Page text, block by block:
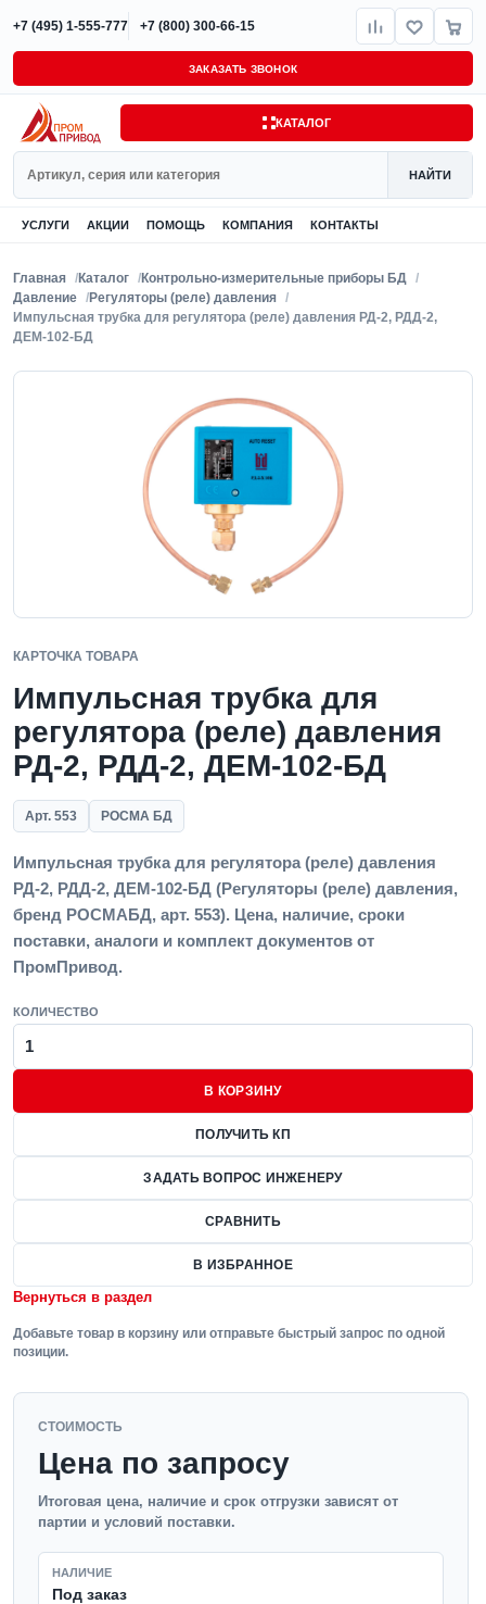
+7 (495) 1-555-777 +7 (800) 300-66-15
ЗАКАЗАТЬ ЗВОНОК
КАТАЛОГ
НАЙТИ
УСЛУГИ АКЦИИ ПОМОЩЬ КОМПАНИЯ КОНТАКТЫ
Главная Каталог
Контрольно-измерительные приборы БД
Давление
Регуляторы (реле) давления
Импульсная трубка для регулятора (реле) давления РД-2, РДД-2,
ДЕМ-102-БД
КАРТОЧКА ТОВАРА
Импульсная трубка для
регулятора (реле) давления
РД-2, РДД-2, ДЕМ-102-БД
Арт. 553 РОСМА БД
Импульсная трубка для регулятора (реле) давления
РД-2, РДД-2, ДЕМ-102-БД (Регуляторы (реле) давления,
бренд РОСМАБД, арт. 553). Цена, наличие, сроки
поставки, аналоги и комплект документов от
ПромПривод.
КОЛИЧЕСТВО
В КОРЗИНУ
ПОЛУЧИТЬ КП
ЗАДАТЬ ВОПРОС ИНЖЕНЕРУ
СРАВНИТЬ
В ИЗБРАННОЕ
Вернуться в раздел
Добавьте товар в корзину или отправьте быстрый запрос по одной
позиции.
СТОИМОСТЬ
Цена по запросу
Итоговая цена, наличие и срок отгрузки зависят от
партии и условий поставки.
НАЛИЧИЕ
Под заказ